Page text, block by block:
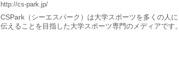
http://cs-park.jp/
CSPark（シーエスパーク）は大学スポーツを多くの人に
伝えることを目指した大学スポーツ専門のメディアです。